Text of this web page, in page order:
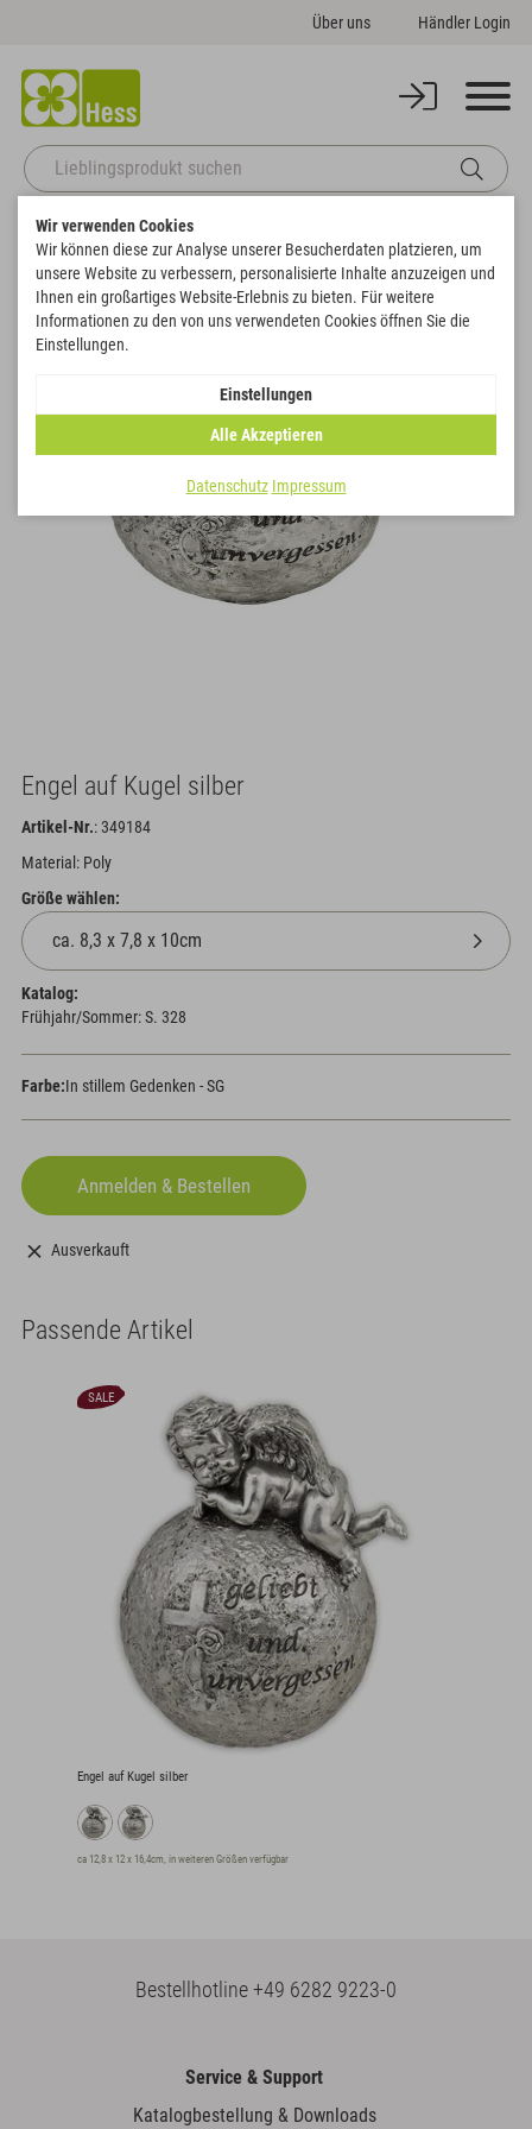
Über uns Händler Login
Startseite Sale Engel auf Kugel silber Zurück zur Artikelübersicht
SALE
Engel auf Kugel silber
Artikel-Nr.: 349184
Material: Poly
Größe wählen:
Katalog:
Frühjahr/Sommer: S. 328
Farbe:In stillem Gedenken - SG
Ausverkauft
Passende Artikel
SALE
Engel auf Kugel silber
ca 12,8 x 12 x 16,4cm, in weiteren Größen verfügbar
Bestellhotline+49 6282 9223-0
Service & Support
Katalogbestellung & Downloads
Wir verwenden Cookies
Wir können diese zur Analyse unserer Besucherdaten platzieren, um
unsere Website zu verbessern, personalisierte Inhalte anzuzeigen und
Ihnen ein großartiges Website-Erlebnis zu bieten. Für weitere
Informationen zu den von uns verwendeten Cookies öffnen Sie die
Einstellungen.
Einstellungen
Alle Akzeptieren
Datenschutz Impressum